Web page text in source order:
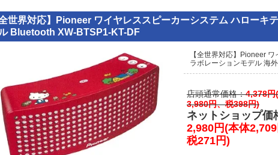
全世界対応】Pioneer ワイヤレススピーカーシステム ハローキ
Bluetooth XW-BTSP1-KT-DF
【全世界対応】Pioneer
ラボレーションモデル 海
店頭通常価格：4,378円
3,980円、税398円)
ネットショップ価
2,980円(本体2,709
税271円)